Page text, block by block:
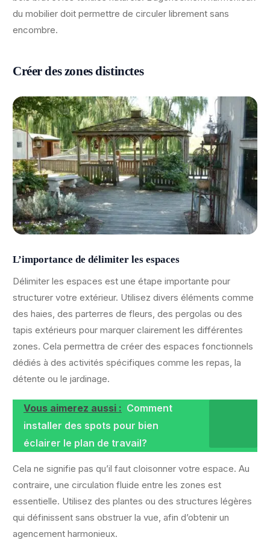
du mobilier doit permettre de circuler librement sans
encombre.
Créer des zones distinctes
L’importance de délimiter les espaces
Délimiter les espaces est une étape importante pour
structurer votre extérieur. Utilisez divers éléments comme
des haies, des parterres de fleurs, des pergolas ou des
tapis extérieurs pour marquer clairement les différentes
zones. Cela permettra de créer des espaces fonctionnels
dédiés à des activités spécifiques comme les repas, la
détente ou le jardinage.
Vous aimerez aussi : Comment
installer des spots pour bien
éclairer le plan de travail?
Cela ne signifie pas qu’il faut cloisonner votre espace. Au
contraire, une circulation fluide entre les zones est
essentielle. Utilisez des plantes ou des structures légères
qui définissent sans obstruer la vue, afin d’obtenir un
agencement harmonieux.